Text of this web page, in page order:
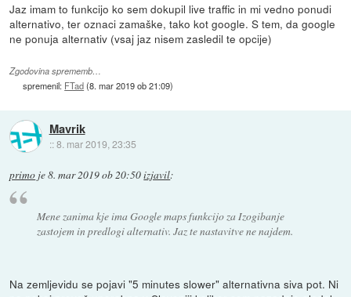
Jaz imam to funkcijo ko sem dokupil live traffic in mi vedno ponudi
alternativo, ter oznaci zamaške, tako kot google. S tem, da google
ne ponuja alternativ (vsaj jaz nisem zasledil te opcije)
Zgodovina sprememb…
spremenil: FTad(8. mar 2019 ob 21:09)
Mavrik
::8. mar 2019, 23:35
primo je8. mar 2019 ob 20:50izjavil:
Mene zanima kje ima Google maps funkcijo za Izogibanje
zastojem in predlogi alternativ. Jaz te nastavitve ne najdem.
Na zemljevidu se pojavi "5 minutes slower" alternativna siva pot. Ni